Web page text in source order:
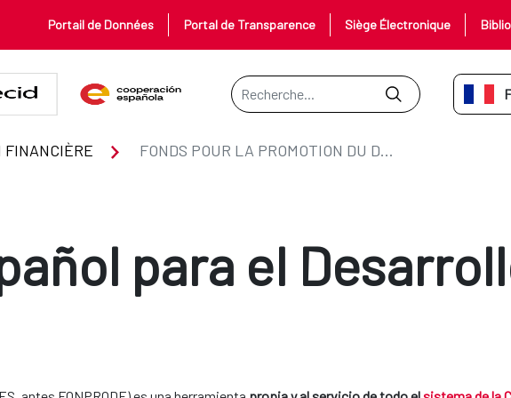
Portail de Données Portal de Transparence Siège Électronique
Barre de recherche
FINANCIÈRE FONDS POUR LA PROMOTION DU DÉVELOPPEMENT
para el